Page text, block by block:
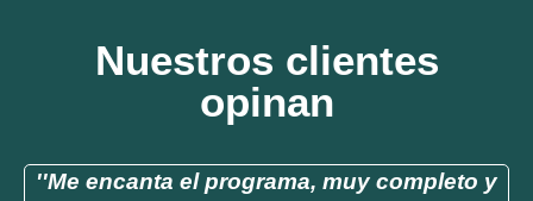
Nuestros clientes
opinan
''Me encanta el programa, muy completo y